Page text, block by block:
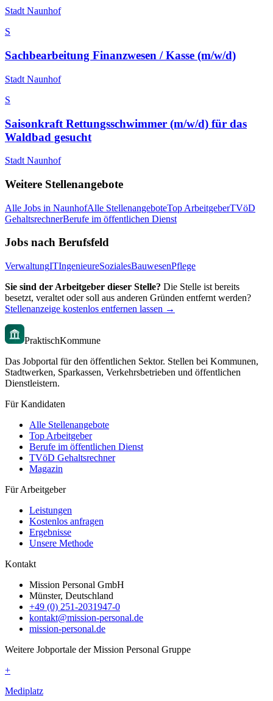
Stadt Naunhof
S
Sachbearbeitung Finanzwesen / Kasse (m/w/d)
Stadt Naunhof
S
Saisonkraft Rettungsschwimmer (m/w/d) für das
Waldbad gesucht
Stadt Naunhof
Weitere Stellenangebote
Alle Jobs in NaunhofAlle StellenangeboteTop ArbeitgeberTVöD
GehaltsrechnerBerufe im öffentlichen Dienst
Jobs nach Berufsfeld
VerwaltungITIngenieureSozialesBauwesenPflege
Sie sind der Arbeitgeber dieser Stelle? Die Stelle ist bereits
besetzt, veraltet oder soll aus anderen Gründen entfernt werden?
Stellenanzeige kostenlos entfernen lassen →
PraktischKommune
Das Jobportal für den öffentlichen Sektor. Stellen bei Kommunen,
Stadtwerken, Sparkassen, Verkehrsbetrieben und öffentlichen
Dienstleistern.
Für Kandidaten
Alle Stellenangebote
Top Arbeitgeber
Berufe im öffentlichen Dienst
TVöD Gehaltsrechner
Magazin
Für Arbeitgeber
Leistungen
Kostenlos anfragen
Ergebnisse
Unsere Methode
Kontakt
Mission Personal GmbH
Münster, Deutschland
+49 (0) 251-2031947-0
kontakt@mission-personal.de
mission-personal.de
Weitere Jobportale der Mission Personal Gruppe
+
Mediplatz